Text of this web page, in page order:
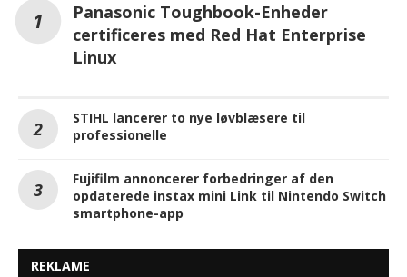
Panasonic Toughbook-Enheder
certificeres med Red Hat Enterprise
Linux
STIHL lancerer to nye løvblæsere til
professionelle
Fujifilm annoncerer forbedringer af den
opdaterede instax mini Link til Nintendo Switch
smartphone-app
REKLAME